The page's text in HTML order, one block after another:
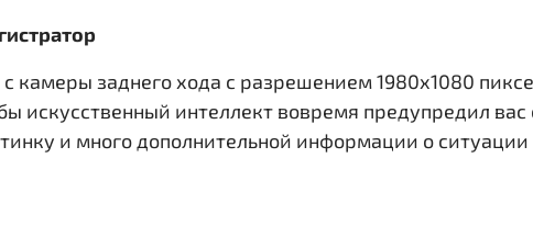
с камеры заднего хода с разрешением 1980x1080
искусственный интеллект вовремя предупредил вас
и много дополнительной информации о